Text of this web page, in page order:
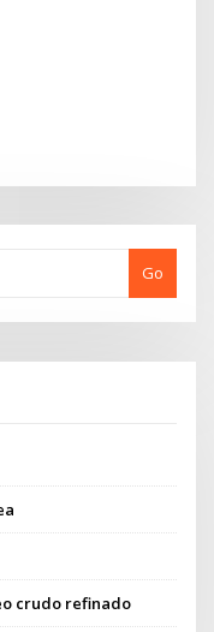
Go
crudo refinado